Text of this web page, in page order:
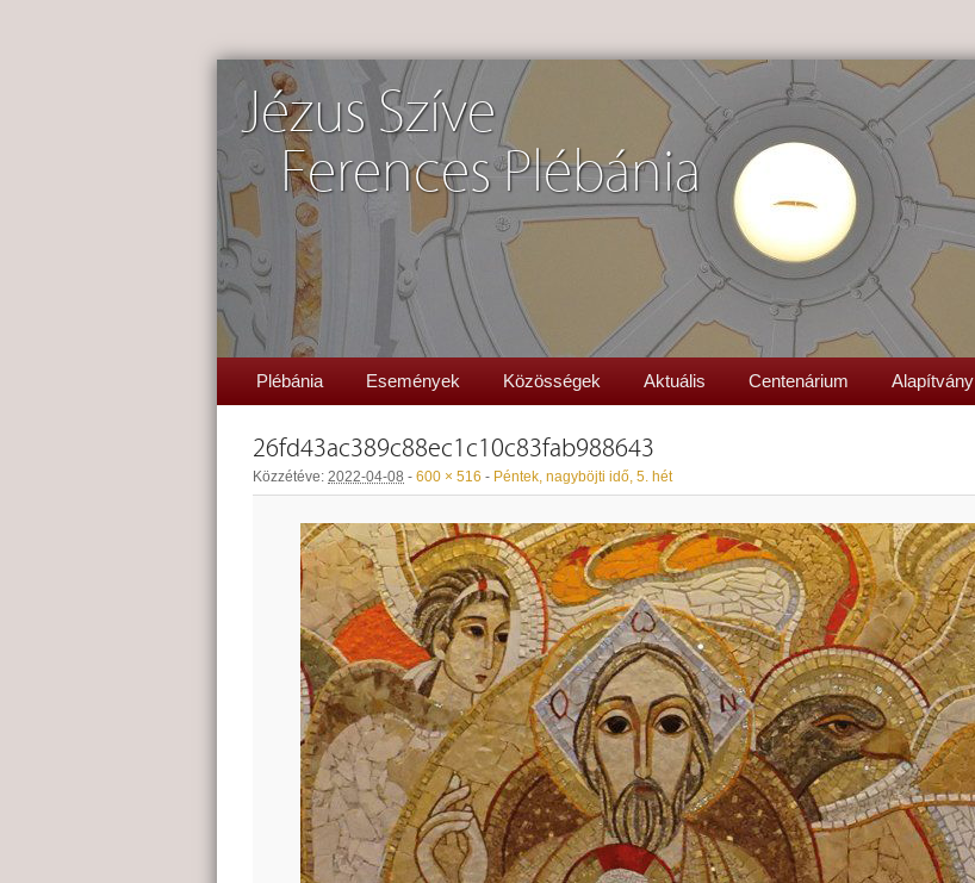
Jézus Szíve
Ferences Plébánia
Plébánia Események Közösségek Aktuális Centenárium Alapítvány
26fd43ac389c88ec1c10c83fab988643
Közzétéve: 2022-04-08 - 600 × 516 - Péntek, nagyböjti idő, 5. hét